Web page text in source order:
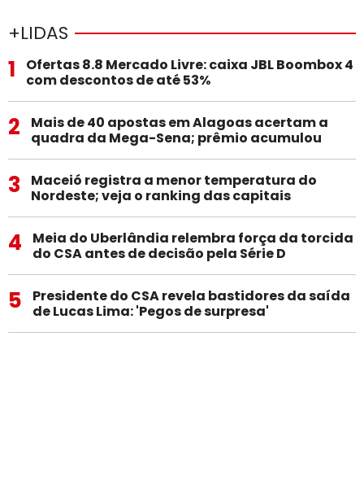
+LIDAS
1
Ofertas 8.8 Mercado Livre: caixa JBL Boombox 4
com descontos de até 53%
2
Mais de 40 apostas em Alagoas acertam a
quadra da Mega-Sena; prêmio acumulou
3
Maceió registra a menor temperatura do
Nordeste; veja o ranking das capitais
4
Meia do Uberlândia relembra força da torcida
do CSA antes de decisão pela Série D
5
Presidente do CSA revela bastidores da saída
de Lucas Lima: 'Pegos de surpresa'